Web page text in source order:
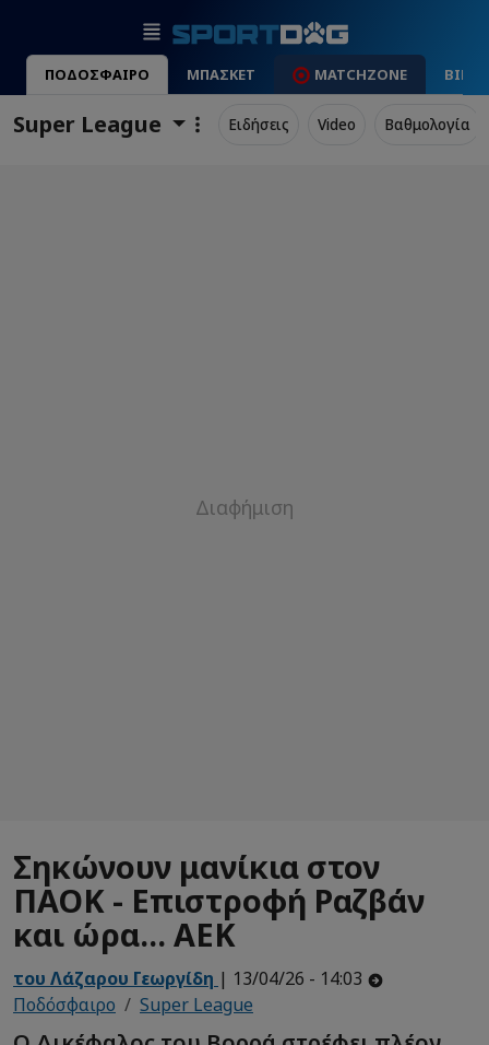
ΠΟΔΟΣΦΑΙΡΟ ΜΠΑΣΚΕΤ MATCHZONE
Super League Ειδήσεις Video Βαθμολογία
Σηκώνουν μανίκια στον
ΠΑΟΚ - Επιστροφή Ραζβάν
και ώρα... ΑΕΚ
του Λάζαρου Γεωργίδη | 13/04/26 - 14:03
Ποδόσφαιρο
Super League